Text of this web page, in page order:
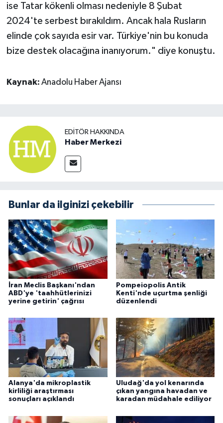
ise Tatar kökenli olması nedeniyle 8 Şubat
2024'te serbest bırakıldım. Ancak hala Rusların
elinde çok sayıda esir var. Türkiye'nin bu konuda
bize destek olacağına inanıyorum." diye konuştu.
Kaynak: Anadolu Haber Ajansı
EDITÖR HAKKINDA
Haber Merkezi
Bunlar da ilginizi çekebilir
İran Meclis Başkanı'ndan
ABD'ye 'taahhütlerinizi
yerine getirin' çağrısı
Pompeiopolis Antik
Kenti'nde uçurtma şenliği
düzenlendi
Alanya'da mikroplastik
kirliliği araştırması
sonuçları açıklandı
Uludağ'da yol kenarında
çıkan yangına havadan ve
karadan müdahale ediliyor